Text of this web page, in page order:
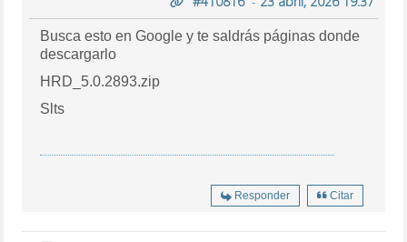
Busca esto en Google y te saldrás páginas donde
descargarlo
HRD_5.0.2893.zip
Slts
Responder Citar